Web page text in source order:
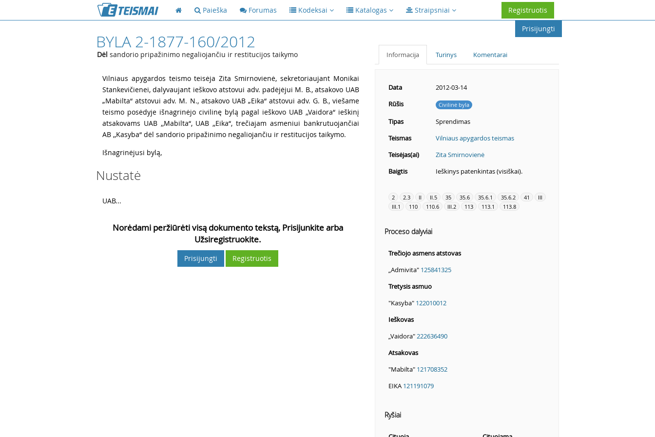
Paieška Forumas Kodeksai Katalogas Straipsniai
Registruotis
Prisijungti
BYLA 2-1877-160/2012
Dėl sandorio pripažinimo negaliojančiu ir restitucijos taikymo
Vilniaus apygardos teismo teisėja Zita Smirnovienė, sekretoriaujant Monikai
Stankevičienei, dalyvaujant ieškovo atstovui adv. padėjėjui M. B., atsakovo UAB
„Mabilta“ atstovui adv. M. N., atsakovo UAB „Eika“ atstovui adv. G. B., viešame
teismo posėdyje išnagrinėjo civilinę bylą pagal ieškovo UAB ,,Vaidora“ ieškinį
atsakovams UAB ,,Mabilta“, UAB ,,Eika“, trečiajam asmeniui bankrutuojančiai
AB ,,Kasyba“ dėl sandorio pripažinimo negaliojančiu ir restitucijos taikymo.
Išnagrinėjusi bylą,
Nustatė
UAB...
Norėdami peržiūrėti visą dokumento tekstą, Prisijunkite arba
Užsiregistruokite.
Prisijungti Registruotis
Informacija Turinys Komentarai
Data
2012-03-14
Rūšis
Civilinė byla
Tipas
Sprendimas
Teismas
Vilniaus apygardos teismas
Teisėjas(ai)
Zita Smirnovienė
Baigtis
Ieškinys patenkintas (visiškai).
2 2.3 II II.5 35 35.6 35.6.1 35.6.2 41
III
III.1
110 110.6 III.2 113 113.1 113.8
Proceso dalyviai
Trečiojo asmens atstovas
„Admivita" 125841325
Tretysis asmuo
"Kasyba" 122010012
Ieškovas
„Vaidora"222636490
Atsakovas
"Mabilta" 121708352
EIKA 121191079
Ryšiai